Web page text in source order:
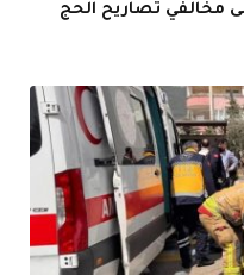
مخالفي تصاريح الحج